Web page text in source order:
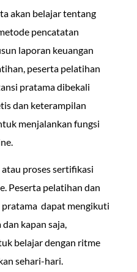
akan belajar tentang
pencatatan
laporan keuangan
peserta pelatihan
pratama dibekali
dan keterampilan
menjalankan fungsi
proses sertifikasi
Peserta pelatihan dan
dapat mengikuti
kapan saja,
belajar dengan ritme
sehari-hari.